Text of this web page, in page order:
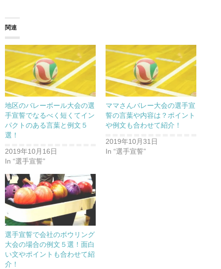
関連
地区のバレーボール大会の選
手宣誓でなるべく短くてイン
パクトのある言葉と例文５
選！
2019年10月16日
In “選手宣誓”
ママさんバレー大会の選手宣
誓の言葉や内容は？ポイント
や例文も合わせて紹介！
2019年10月31日
In “選手宣誓”
選手宣誓で会社のボウリング
大会の場合の例文５選！面白
い文やポイントも合わせて紹
介！